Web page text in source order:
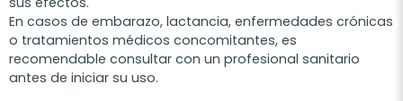
En casos de embarazo, lactancia, enfermedades crónicas
o tratamientos médicos concomitantes, es
recomendable consultar con un profesional sanitario
antes de iniciar su uso.